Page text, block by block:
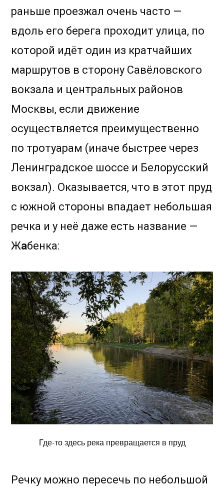
раньше проезжал очень часто —
вдоль его берега проходит улица, по
которой идёт один из кратчайших
маршрутов в сторону Савёловского
вокзала и центральных районов
Москвы, если движение
осуществляется преимущественно
по тротуарам (иначе быстрее через
Ленинградское шоссе и Белорусский
вокзал). Оказывается, что в этот пруд
с южной стороны впадает небольшая
речка и у неё даже есть название —
Жабенка:
Где-то здесь река превращается в пруд
Речку можно пересечь по небольшой